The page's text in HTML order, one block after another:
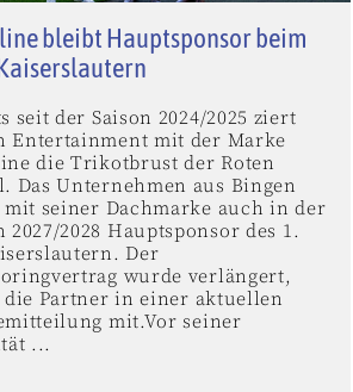
bleibt Hauptsponsor beim
seit der Saison 2024/2025 ziert
Entertainment mit der Marke
die Trikotbrust der Roten
Das Unternehmen aus Bingen
seiner Dachmarke auch in der
2027/2028 Hauptsponsor des 1.
Der
wurde verlängert,
Partner in einer aktuellen
mit.Vor seiner
...